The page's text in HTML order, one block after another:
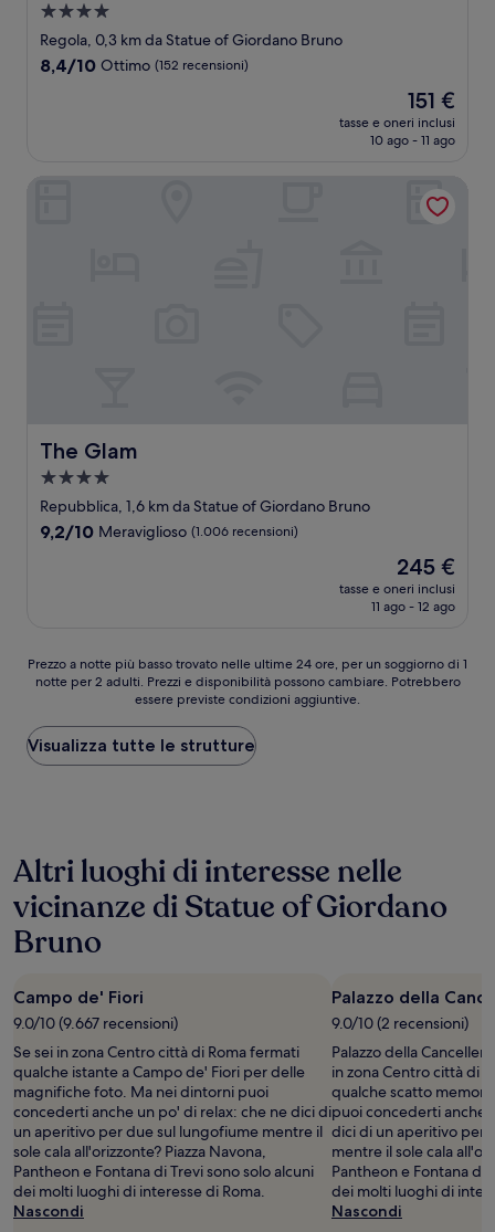
Struttura
a
4.0
Regola, 0,3 km da Statue of Giordano Bruno
8.4
8,4/10 Ottimo (152 recensioni)
Il
prezzo
attuale
151 €
151 €
tasse e oneri inclusi
10 ago - 11 ago
The Glam
The Glam
Struttura
a
4.0
Repubblica, 1,6 km da Statue of Giordano Bruno
9.2
9,2/10 Meraviglioso (1.006 recensioni)
Il
prezzo
attuale
245 €
tasse e oneri inclusi
11 ago - 12 ago
Prezzo
più
basso
trovato
per
un
soggiorno
di
1
2
adulti.
Prezzi
e
disponibilità
possono
cambiare.
Potrebbero
essere
previste
condizioni
aggiuntive.
Prezzo a notte più basso trovato nelle ultime 24 ore, per un soggiorno di 1
notte per 2 adulti. Prezzi e disponibilità possono cambiare. Potrebbero
essere previste condizioni aggiuntive.
Visualizza tutte le strutture
Altri luoghi di interesse nelle
vicinanze di Statue of Giordano
Bruno
Campo de' Fiori
9.0/10 (9.667 recensioni)
Se sei in zona Centro città di Roma fermati
qualche istante a Campo de' Fiori per delle
magnifiche foto. Ma nei dintorni puoi
concederti anche un po' di relax: che ne dici di
un aperitivo per due sul lungofiume mentre il
sole cala all'orizzonte? Piazza Navona,
Pantheon e Fontana di Trevi sono solo alcuni
dei molti luoghi di interesse di Roma.
Nascondi
Palazzo della
9.0/10 (2 recensioni)
Palazzo della
in zona Centro città di
qualche scatto
puoi concederti anche
dici di un aperitivo per
mentre il sole cala
Pantheon e Fontana di
dei molti luoghi di
Nascondi